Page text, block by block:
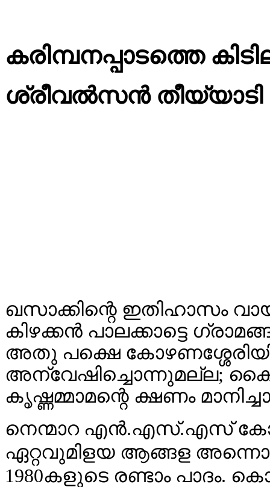
കരിമ്പനപ്പാടത്തെ
ശ്രീവൽസൻ തീയ്യാടി
ഖസാക്കിന്റെ ഇതിഹാസം
കിഴക്കൻ പാലക്കാട്ടെ
അതു പക്ഷെ
അന്വേഷിച്ചൊന്നുമല്ല;
കൃഷ്ണമ്മാമന്റെ ക്ഷണം
നെന്മാറ എൻ.എസ്.എസ്
ഏറ്റവുമിളയ ആങ്ങള
1980കളുടെ രണ്ടാം പാദം.